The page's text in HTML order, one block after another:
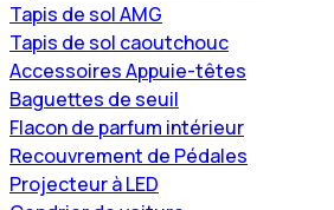
Tapis de sol AMG
Tapis de sol caoutchouc
Accessoires Appuie-têtes
Baguettes de seuil
Flacon de parfum intérieur
Recouvrement de Pédales
Projecteur à LED